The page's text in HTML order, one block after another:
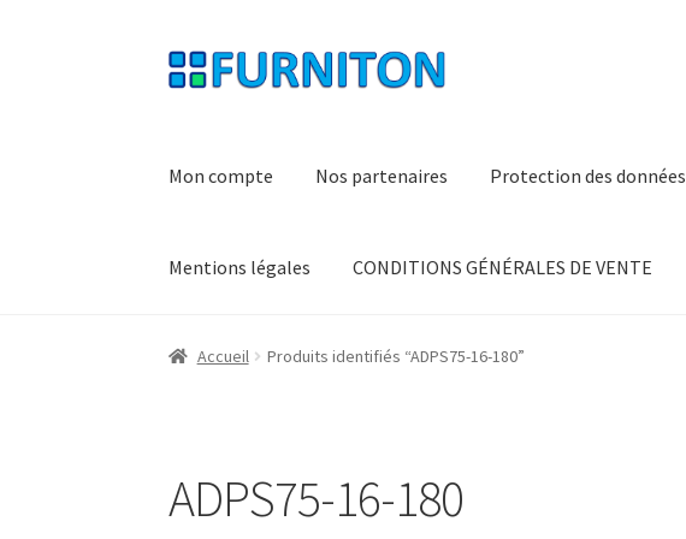
Aller
à
Aller
au
Mon compte Nos partenaires Protection des données
Mentions légales CONDITIONS GÉNÉRALES DE VENTE
Accueil Produits identifiés “ADPS75-16-180”
ADPS75-16-180